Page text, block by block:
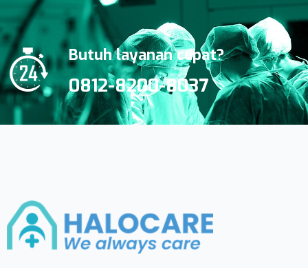
Butuh layanan cepat?
0812-8200-8037